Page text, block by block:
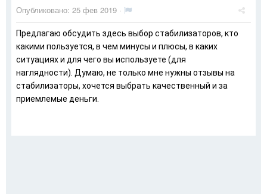
Опубликовано: 25 фев 2019 ·
Предлагаю обсудить здесь выбор стабилизаторов, кто
какими пользуется, в чем минусы и плюсы, в каких
ситуациях и для чего вы используете (для
наглядности). Думаю, не только мне нужны отзывы на
стабилизаторы, хочется выбрать качественный и за
приемлемые деньги.